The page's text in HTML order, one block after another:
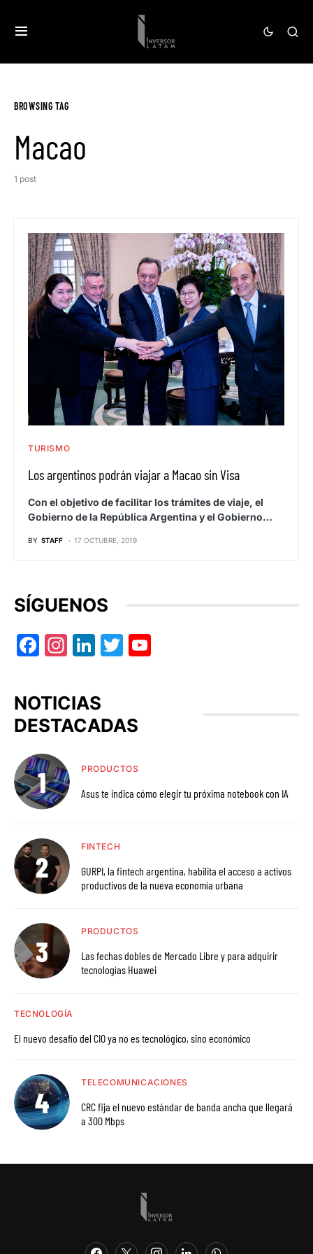
BROWSING TAG
Macao
1 post
TURISMO
Los argentinos podrán viajar a Macao sin Visa
Con el objetivo de facilitar los trámites de viaje, el
Gobierno de la República Argentina y el Gobierno…
BY STAFF 17 OCTUBRE, 2019
SÍGUENOS
Facebook
Instagram
LinkedIn
Twitter
NOTICIAS
DESTACADAS
PRODUCTOS
Asus te indica cómo elegir tu próxima notebook con IA
FINTECH
GURPI, la fintech argentina, habilita el acceso a activos
productivos de la nueva economía urbana
PRODUCTOS
Las fechas dobles de Mercado Libre y para adquirir
tecnologías Huawei
TECNOLOGÍA
El nuevo desafío del CIO ya no es tecnológico, sino económico
TELECOMUNICACIONES
CRC fija el nuevo estándar de banda ancha que llegará
a 300 Mbps